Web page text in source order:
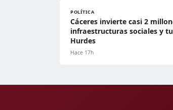
POLÍTICA
Cáceres invierte casi 2
infraestructuras sociales y
Hurdes
Hace 17h